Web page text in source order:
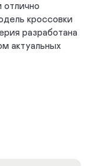
отлично
кроссовки
разработана
актуальных